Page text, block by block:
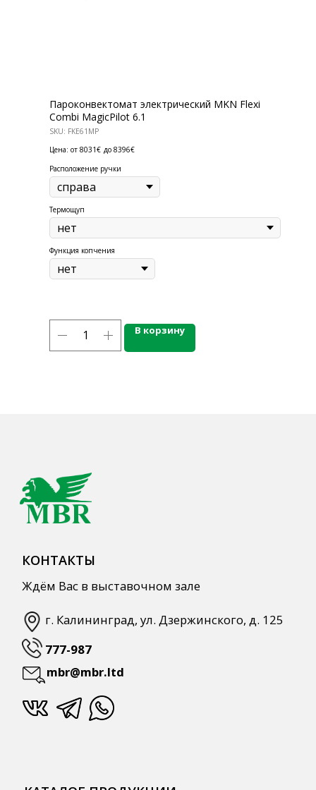
Пароконвектомат электрический MKN Flexi
Combi MagicPilot 6.1
SKU: FKE61MP
Цена: от 8031€ до 8396€
Расположение ручки
Термощуп
Функция копчения
В корзину